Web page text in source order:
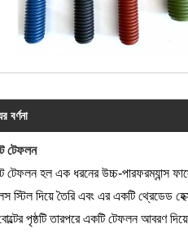
বর্ণনা
টেফলন
টেফলন হল এক ধরনের উচ্চ-পারফরম্যান্স
স্টিল দিয়ে তৈরি এবং এর একটি থ্রেডেড
পৃষ্ঠটি তারপরে একটি টেফলন আবরণ